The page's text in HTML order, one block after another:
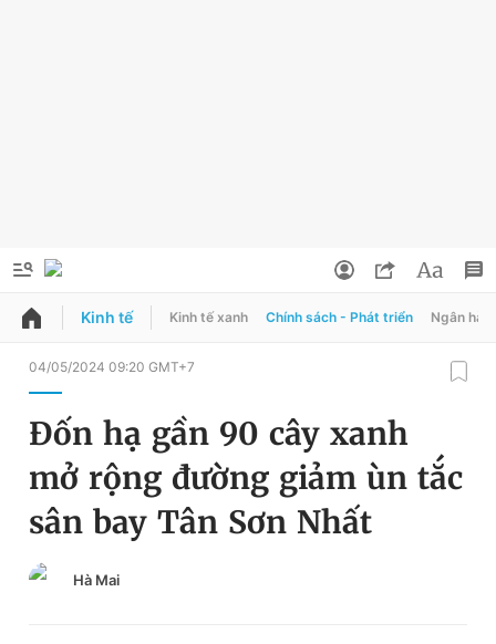
QUẢNG CÁO
Chuyên mục
Chuyên mục khác
Chào ngày mới
Đổi mật khẩu
Tin đã lưu
Tin đã xem
Kinh tế Kinh tế xanh Chính sách - Phát triển Ngân
04/05/2024 09:20 GMT+7
Đốn hạ gần 90 cây xanh
mở rộng đường giảm ùn tắc
sân bay Tân Sơn Nhất
Hà Mai